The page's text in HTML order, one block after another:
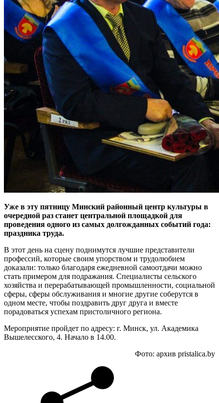
Уже в эту пятницу Минский районный центр культуры в
очередной раз станет центральной площадкой для
проведения одного из самых долгожданных событий года:
праздника труда.
В этот день на сцену поднимутся лучшие представители
профессий, которые своим упорством и трудолюбием
доказали: только благодаря ежедневной самоотдачи можно
стать примером для подражания. Специалисты сельского
хозяйства и перерабатывающей промышленности, социальной
сферы, сферы обслуживания и многие другие соберутся в
одном месте, чтобы поздравить друг друга и вместе
порадоваться успехам пристоличного региона.
Мероприятие пройдет по адресу: г. Минск, ул. Академика
Вышелесского, 4. Начало в 14.00.
Фото: архив pristalica.by